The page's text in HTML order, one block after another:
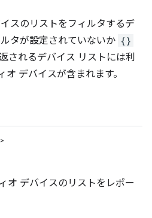
スのリストをフィルタするデ
タが設定されていないか {}
されるデバイス リストには利
デバイスが含まれます。
オ デバイスのリストをレポー